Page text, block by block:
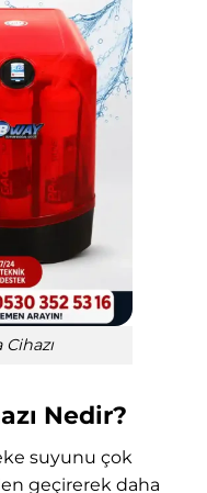
Nedir?
suyunu çok
geçirerek daha